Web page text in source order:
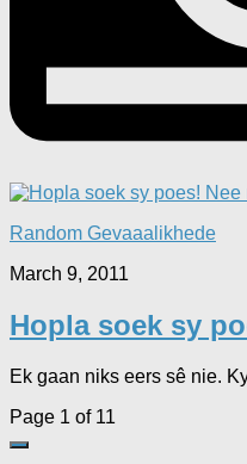
Random Gevaaalikhede
March 9, 2011
Hopla soek sy
Ek gaan niks eers sê nie.
Page 1 of 11